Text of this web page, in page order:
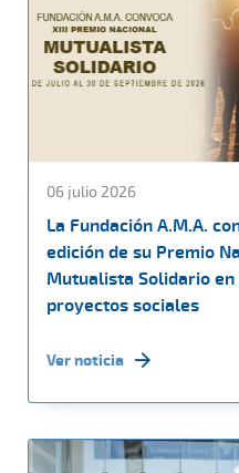
06 julio 2026
La Fundación A.M.A.
edición de su Premio
Mutualista Solidario en
proyectos sociales
Ver noticia